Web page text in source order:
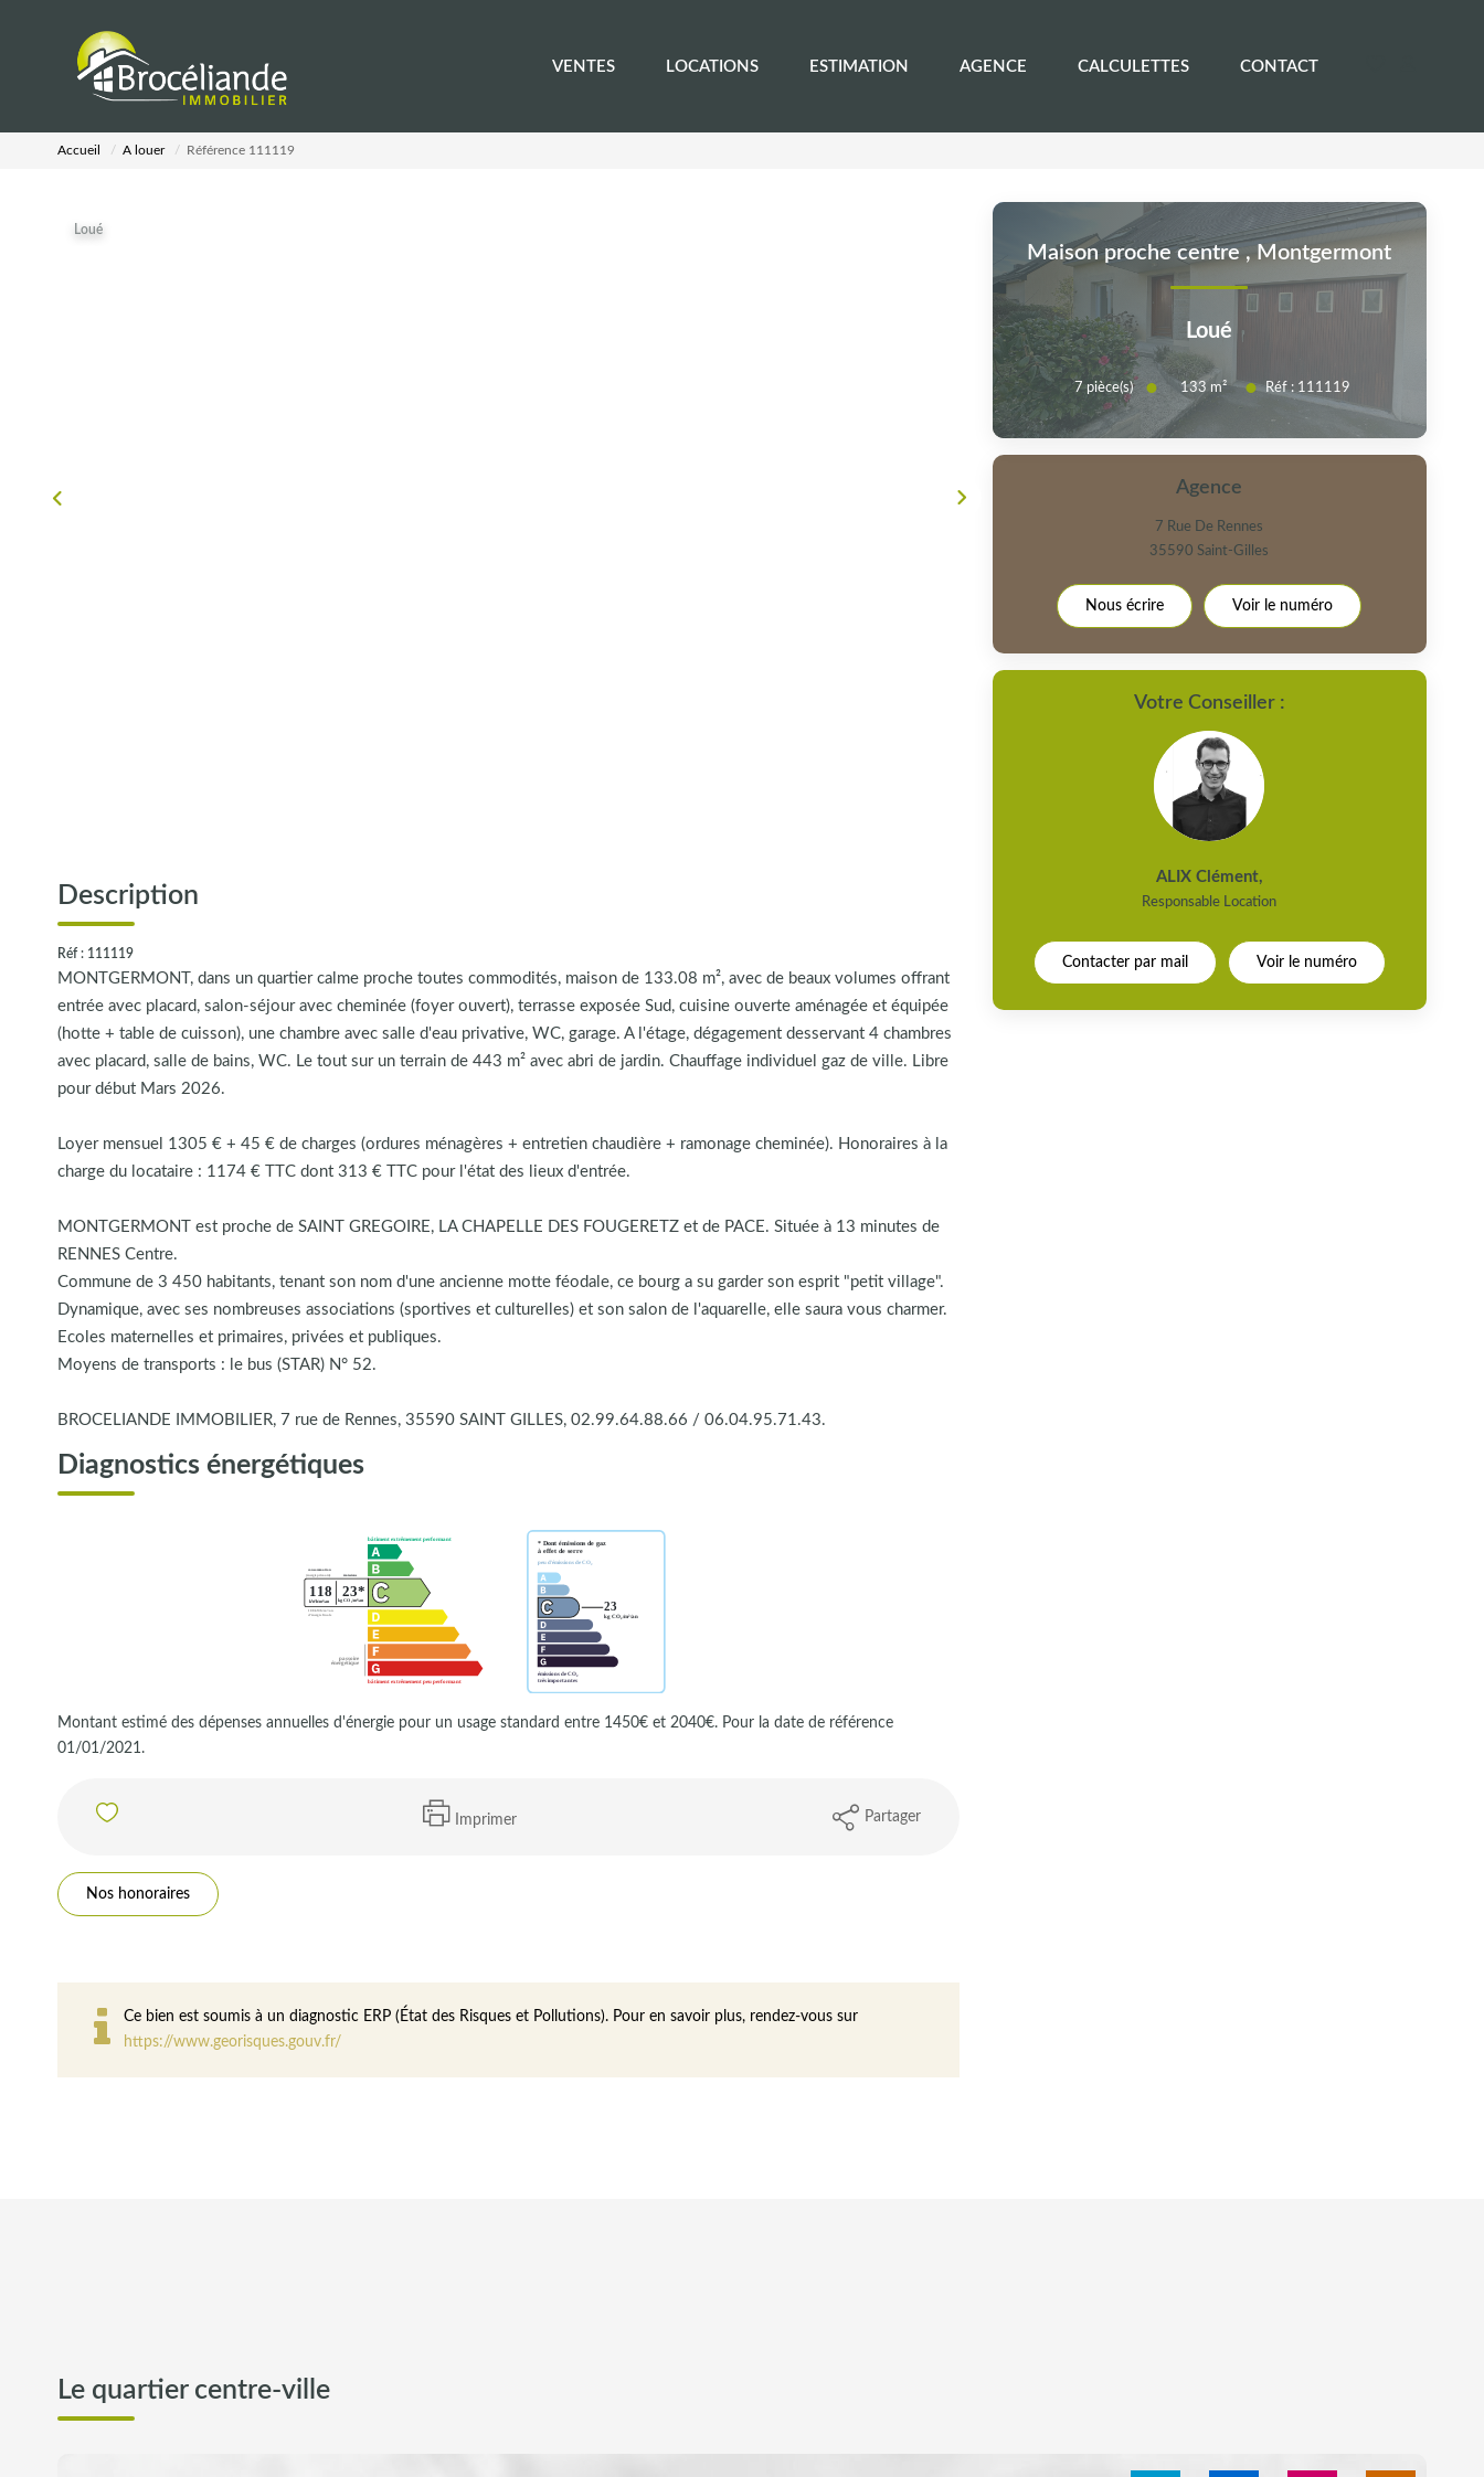
VENTES LOCATIONS ESTIMATION AGENCE CALCULETTES CONTACT
Accueil A louer Référence 111119
Loué
Description
Réf : 111119
MONTGERMONT, dans un quartier calme proche toutes commodités, maison de 133.08 m², avec de beaux volumes offrant
entrée avec placard, salon-séjour avec cheminée (foyer ouvert), terrasse exposée Sud, cuisine ouverte aménagée et équipée
(hotte + table de cuisson), une chambre avec salle d'eau privative, WC, garage. A l'étage, dégagement desservant 4 chambres
avec placard, salle de bains, WC. Le tout sur un terrain de 443 m² avec abri de jardin. Chauffage individuel gaz de ville. Libre
pour début Mars 2026.
Loyer mensuel 1305 € + 45 € de charges (ordures ménagères + entretien chaudière + ramonage cheminée). Honoraires à la
charge du locataire : 1174 € TTC dont 313 € TTC pour l'état des lieux d'entrée.
MONTGERMONT est proche de SAINT GREGOIRE, LA CHAPELLE DES FOUGERETZ et de PACE. Située à 13 minutes de
RENNES Centre.
Commune de 3 450 habitants, tenant son nom d'une ancienne motte féodale, ce bourg a su garder son esprit "petit village".
Dynamique, avec ses nombreuses associations (sportives et culturelles) et son salon de l'aquarelle, elle saura vous charmer.
Ecoles maternelles et primaires, privées et publiques.
Moyens de transports : le bus (STAR) N° 52.
BROCELIANDE IMMOBILIER, 7 rue de Rennes, 35590 SAINT GILLES, 02.99.64.88.66 / 06.04.95.71.43.
Diagnostics énergétiques
Montant estimé des dépenses annuelles d'énergie pour un usage standard entre 1450€ et 2040€. Pour la date de référence
01/01/2021.
Imprimer Partager
Nos honoraires
Ce bien est soumis à un diagnostic ERP (État des Risques et Pollutions). Pour en savoir plus, rendez-vous sur
https://www.georisques.gouv.fr/
Maison proche centre , Montgermont
Loué
7pièce(s) 133 m² Réf : 111119
Agence
7 Rue De Rennes
35590 Saint-Gilles
Nous écrire Voir le numéro
Votre Conseiller :
ALIX Clément,
Responsable Location
Contacter par mail Voir le numéro
Le quartier centre-ville